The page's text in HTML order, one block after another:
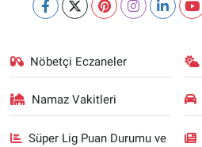
Nöbetçi Eczaneler
Namaz Vakitleri
Süper Lig Puan Durumu ve